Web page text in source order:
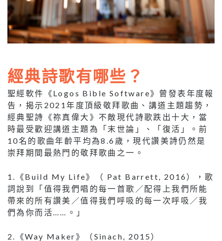
經典詩歌有哪些？
聖經軟件《Logos Bible Software》曾發表年度報
告，揭示2021年度頂級敬拜歌曲、講道主題趨勢，
經典聖詩《祢真偉大》不敵現代詩歌跌出十大，當
時最受歡迎講道主題為「末世論」、「復活」。前
10名的歌曲年齡平均為8.6歲，現代讚美詩仍然是
崇拜期間最熱門的敬拜歌曲之一。
1.《Build My Life》（ Pat Barrett, 2016），歌
詞說到「值得我們唱的每一首歌／配得上我們所能
帶來的所有讚美／值得我們呼吸的每一次呼吸／我
們為你而活……。」
2.《Way Maker》（Sinach, 2015）